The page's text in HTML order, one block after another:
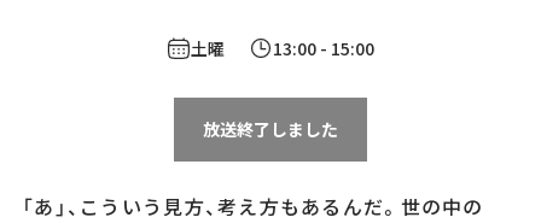
土曜 13:00 - 15:00
放送終了しました
「あ」、こういう見方、考え方もあるんだ。世の中の